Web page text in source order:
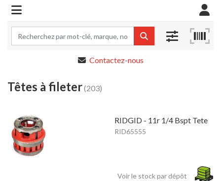
Contactez-nous
Têtes à fileter(203)
RIDGID - 11r 1/4 Bspt Tete
RID65555
Voir le stock par dépôt